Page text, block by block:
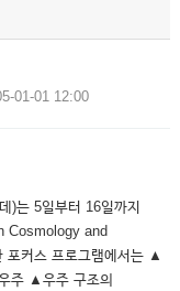
01-01 12:00
)는 5일부터 16일까지
Cosmology and
포커스 프로그램에서는 ▲
주 ▲우주 구조의